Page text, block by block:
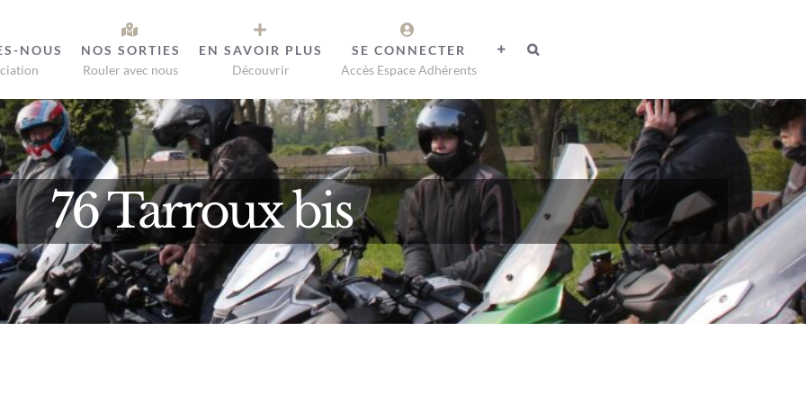
NOUS
NOS SORTIES
Rouler avec nous
EN SAVOIR PLUS
Découvrir
SE CONNECTER
Accès Espace Adhérents
76 Tarroux bis